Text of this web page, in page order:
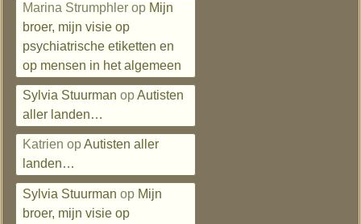
Marina Strumphler op Mijn
broer, mijn visie op
psychiatrische etiketten en
op mensen in het algemeen
Sylvia Stuurman opAutisten
aller landen…
Katrien opAutisten aller
landen…
Sylvia Stuurman op Mijn
broer, mijn visie op